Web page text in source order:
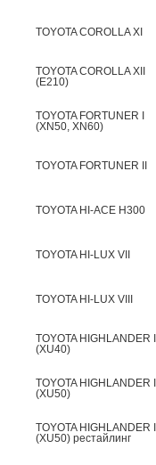
TOYOTA COROLLA XI
TOYOTA COROLLA XII
(E210)
TOYOTA FORTUNER I
(XN50, XN60)
TOYOTA FORTUNER II
TOYOTA HI-ACE H300
TOYOTA HI-LUX VII
TOYOTA HI-LUX VIII
TOYOTA HIGHLANDER II
(XU40)
TOYOTA HIGHLANDER III
(XU50)
TOYOTA HIGHLANDER III
(XU50) рестайлинг